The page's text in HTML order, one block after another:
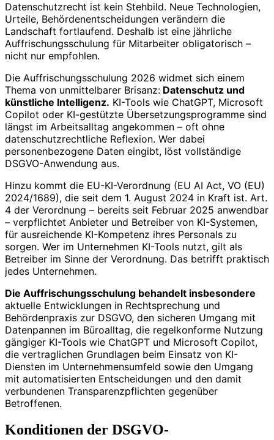
Datenschutzrecht ist kein Stehbild. Neue Technologien,
Urteile, Behördenentscheidungen verändern die
Landschaft fortlaufend. Deshalb ist eine jährliche
Auffrischungsschulung für Mitarbeiter obligatorisch –
nicht nur empfohlen.
Die Auffrischungsschulung 2026 widmet sich einem
Thema von unmittelbarer Brisanz: Datenschutz und
künstliche Intelligenz. KI-Tools wie ChatGPT, Microsoft
Copilot oder KI-gestützte Übersetzungsprogramme sind
längst im Arbeitsalltag angekommen – oft ohne
datenschutzrechtliche Reflexion. Wer dabei
personenbezogene Daten eingibt, löst vollständige
DSGVO-Anwendung aus.
Hinzu kommt die EU-KI-Verordnung (EU AI Act, VO (EU)
2024/1689), die seit dem 1. August 2024 in Kraft ist. Art.
4 der Verordnung – bereits seit Februar 2025 anwendbar
– verpflichtet Anbieter und Betreiber von KI-Systemen,
für ausreichende KI-Kompetenz ihres Personals zu
sorgen. Wer im Unternehmen KI-Tools nutzt, gilt als
Betreiber im Sinne der Verordnung. Das betrifft praktisch
jedes Unternehmen.
Die Auffrischungsschulung behandelt insbesondere
aktuelle Entwicklungen in Rechtsprechung und
Behördenpraxis zur DSGVO, den sicheren Umgang mit
Datenpannen im Büroalltag, die regelkonforme Nutzung
gängiger KI-Tools wie ChatGPT und Microsoft Copilot,
die vertraglichen Grundlagen beim Einsatz von KI-
Diensten im Unternehmensumfeld sowie den Umgang
mit automatisierten Entscheidungen und den damit
verbundenen Transparenzpflichten gegenüber
Betroffenen.
Konditionen der DSGVO-